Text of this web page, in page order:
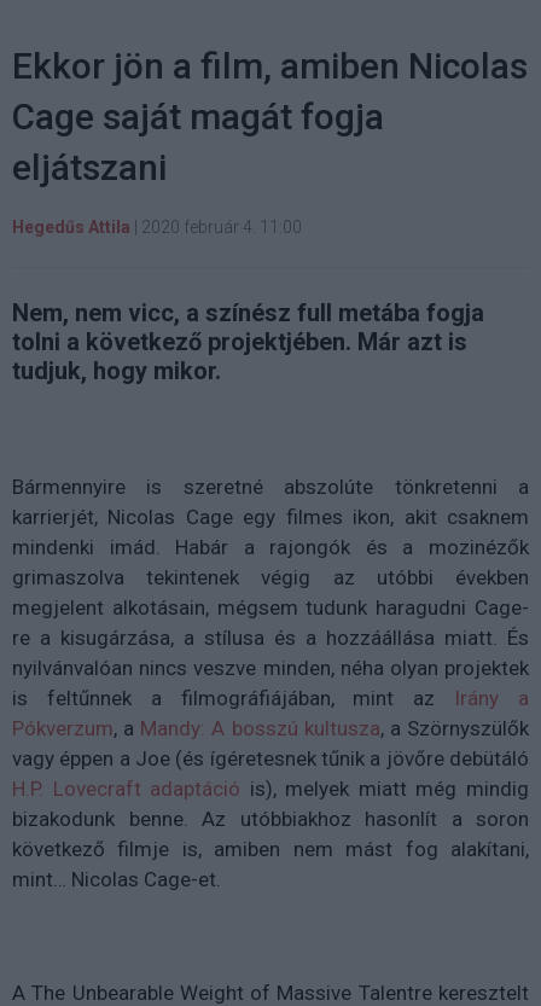
Ekkor jön a film, amiben Nicolas
Cage saját magát fogja
eljátszani
Hegedűs Attila 2020 február 4. 11:00
Nem, nem vicc, a színész full metába fogja
tolni a következő projektjében. Már azt is
tudjuk, hogy mikor.
Bármennyire is szeretné abszolúte tönkretenni a
karrierjét, Nicolas Cage egy filmes ikon, akit csaknem
mindenki imád. Habár a rajongók és a mozinézők
grimaszolva tekintenek végig az utóbbi években
megjelent alkotásain, mégsem tudunk haragudni Cage-
re a kisugárzása, a stílusa és a hozzáállása miatt. És
nyilvánvalóan nincs veszve minden, néha olyan projektek
is feltűnnek a filmográfiájában, mint az Irány a
Pókverzum, a Mandy: A bosszú kultusza, a Szörnyszülők
vagy éppen a Joe (és ígéretesnek tűnik a jövőre debütáló
H.P. Lovecraft adaptáció is), melyek miatt még mindig
bizakodunk benne. Az utóbbiakhoz hasonlít a soron
következő filmje is, amiben nem mást fog alakítani,
mint… Nicolas Cage-et.
A The Unbearable Weight of Massive Talentre keresztelt